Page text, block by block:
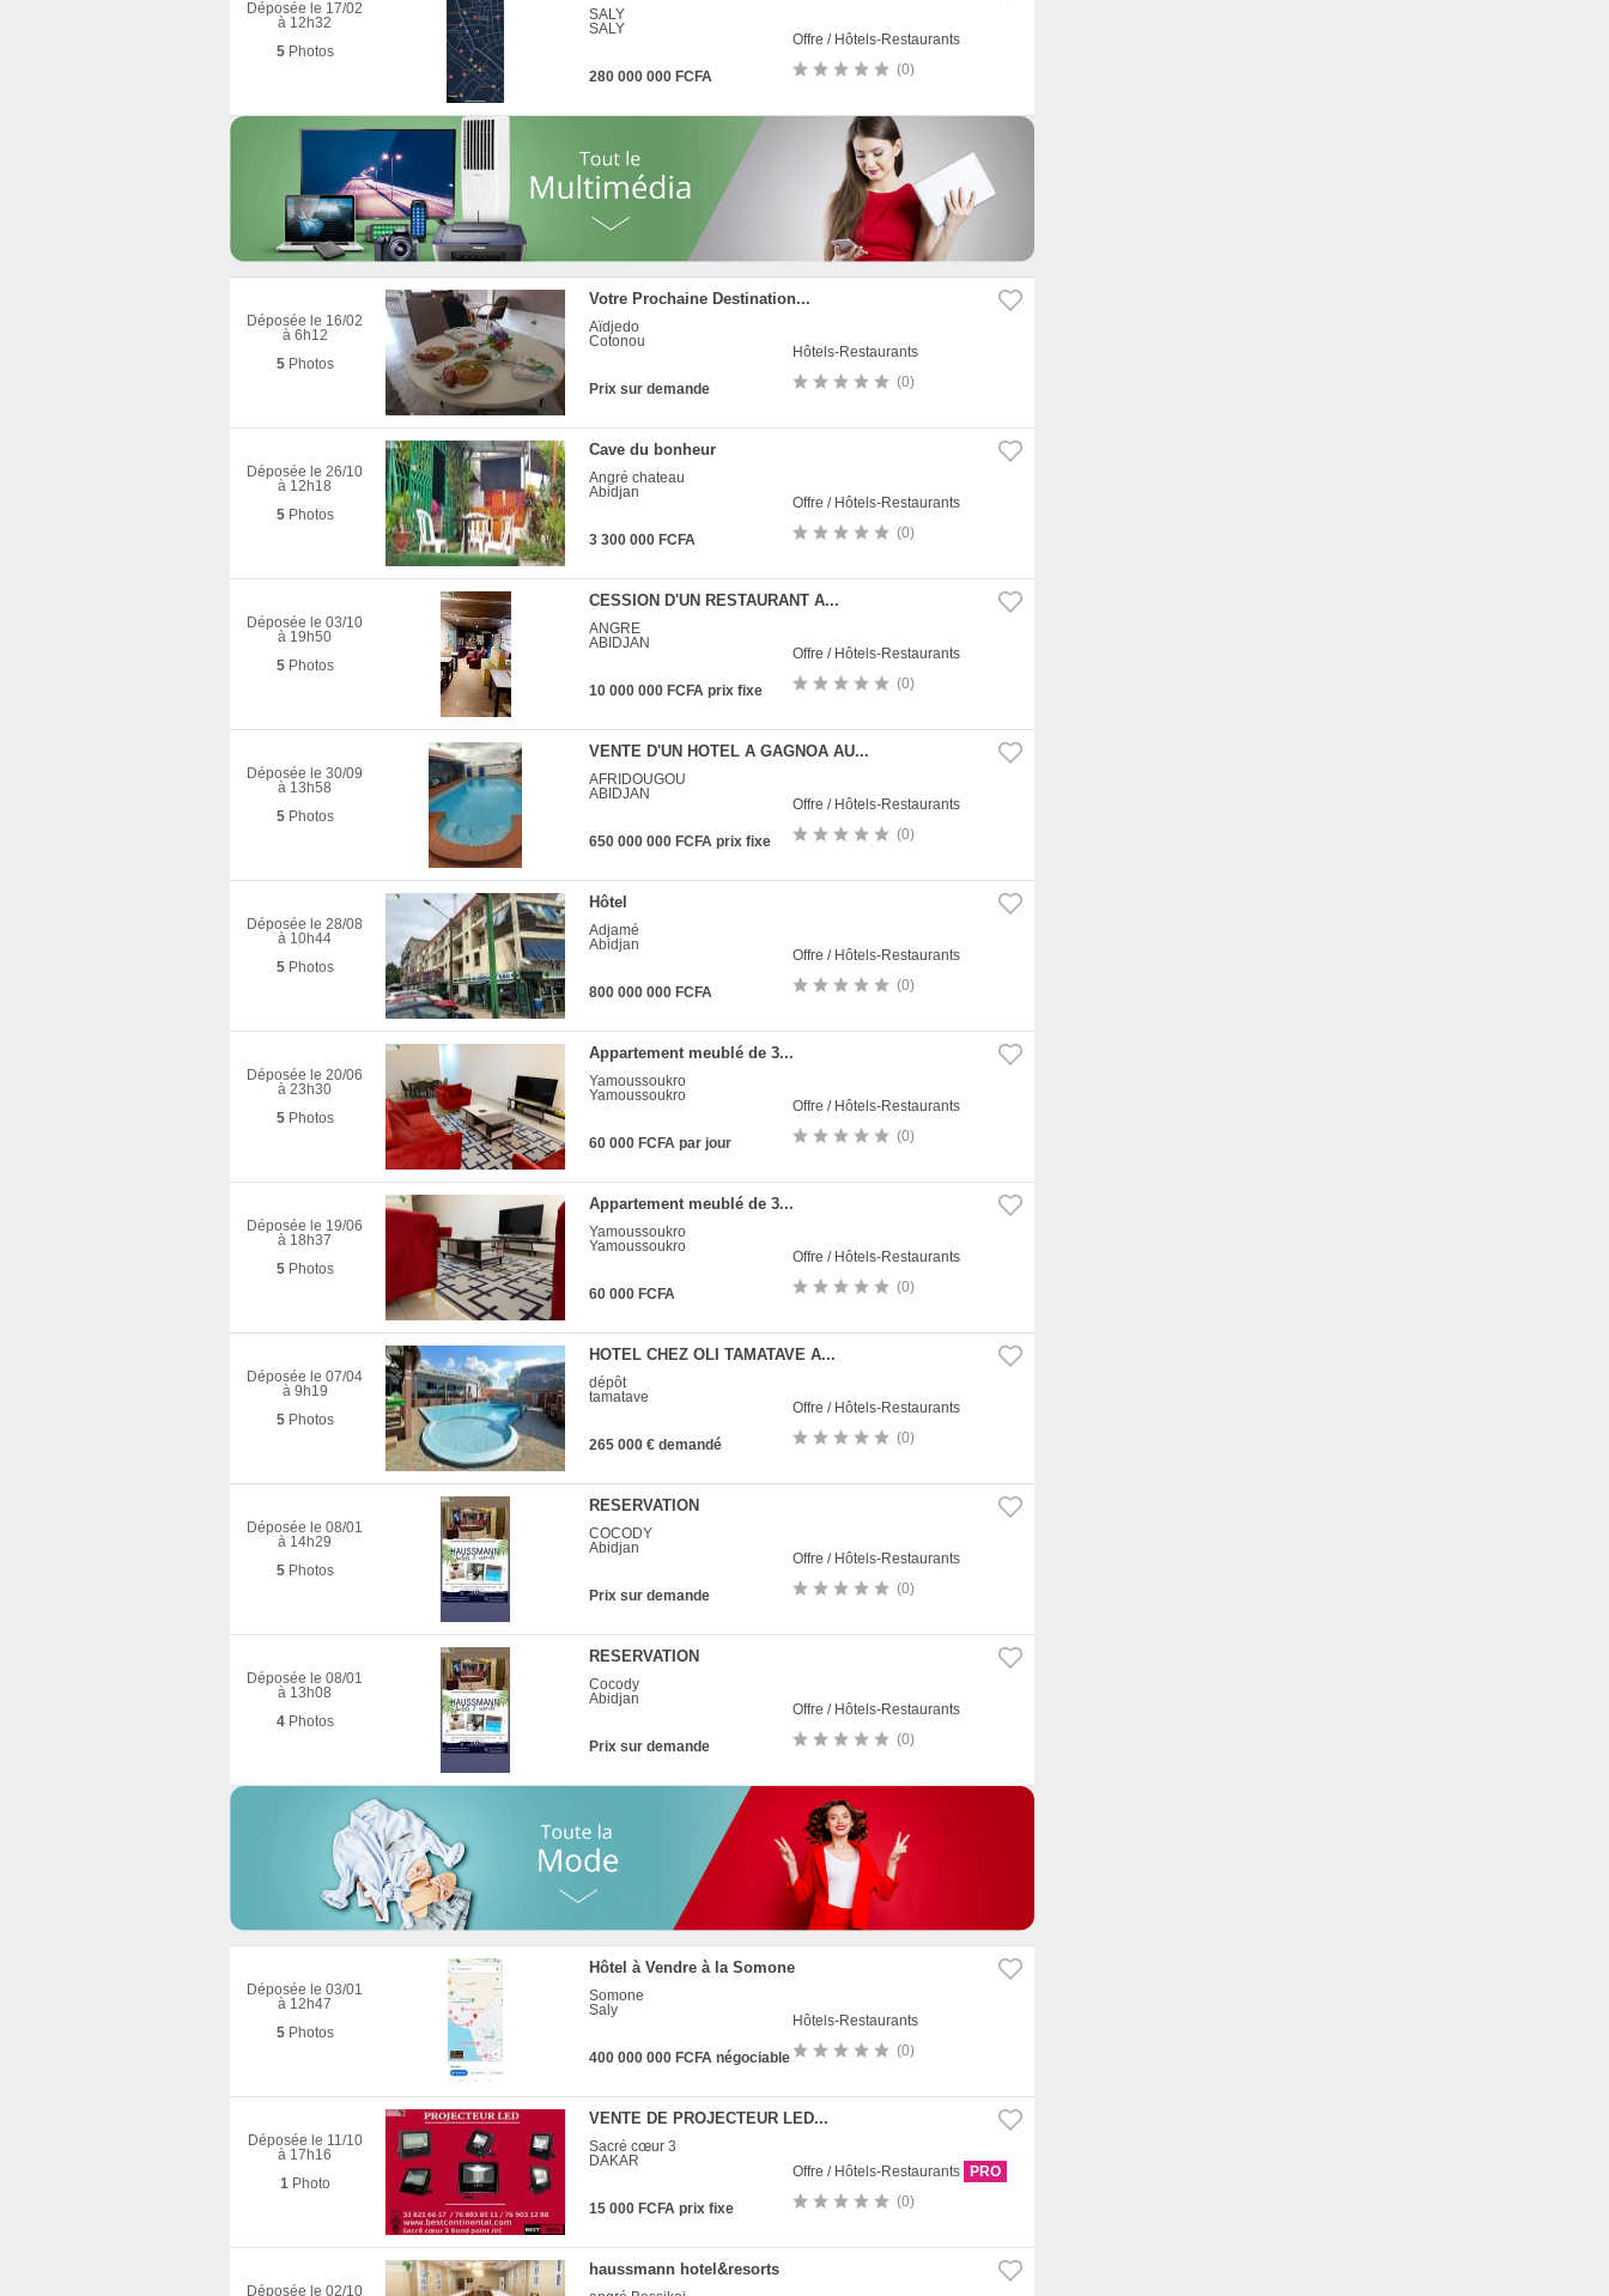
Déposée le 17/02
à 12h32
5Photos
SALY
SALY
280 000 000 FCFA
Offre / Hôtels-Restaurants
(0)
Votre Prochaine Destination...
Déposée le 16/02
à 6h12
5Photos
Aïdjedo
Cotonou
Prix sur demande
Hôtels-Restaurants
(0)
Cave du bonheur
Déposée le 26/10
à 12h18
5Photos
Angré chateau
Abidjan
3 300 000 FCFA
Offre / Hôtels-Restaurants
(0)
CESSION D'UN RESTAURANT A...
Déposée le 03/10
à 19h50
5Photos
ANGRE
ABIDJAN
10 000 000 FCFA prix fixe
Offre / Hôtels-Restaurants
(0)
VENTE D'UN HOTEL A GAGNOA AU...
Déposée le 30/09
à 13h58
5Photos
AFRIDOUGOU
ABIDJAN
650 000 000 FCFA prix fixe
Offre / Hôtels-Restaurants
(0)
Hôtel
Déposée le 28/08
à 10h44
5Photos
Adjamé
Abidjan
800 000 000 FCFA
Offre / Hôtels-Restaurants
(0)
Appartement meublé de 3...
Déposée le 20/06
à 23h30
5Photos
Yamoussoukro
Yamoussoukro
60 000 FCFA par jour
Offre / Hôtels-Restaurants
(0)
Appartement meublé de 3...
Déposée le 19/06
à 18h37
5Photos
Yamoussoukro
Yamoussoukro
60 000 FCFA
Offre / Hôtels-Restaurants
(0)
HOTEL CHEZ OLI TAMATAVE A...
Déposée le 07/04
à 9h19
5Photos
dépôt
tamatave
265 000 € demandé
Offre / Hôtels-Restaurants
(0)
RESERVATION
Déposée le 08/01
à 14h29
5Photos
COCODY
Abidjan
Prix sur demande
Offre / Hôtels-Restaurants
(0)
RESERVATION
Déposée le 08/01
à 13h08
4Photos
Cocody
Abidjan
Prix sur demande
Offre / Hôtels-Restaurants
(0)
Hôtel à Vendre à la Somone
Déposée le 03/01
à 12h47
5Photos
Somone
Saly
400 000 000 FCFA négociable
Hôtels-Restaurants
(0)
VENTE DE PROJECTEUR LED...
Déposée le 11/10
à 17h16
1 Photo
Sacré cœur 3
DAKAR
15 000 FCFA prix fixe
Offre / Hôtels-Restaurants PRO
(0)
haussmann hotel&resorts
Déposée le 02/10